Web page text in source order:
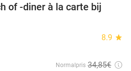
49%
of -diner à la carte bij
8.9 star
Normalpris 34,85€